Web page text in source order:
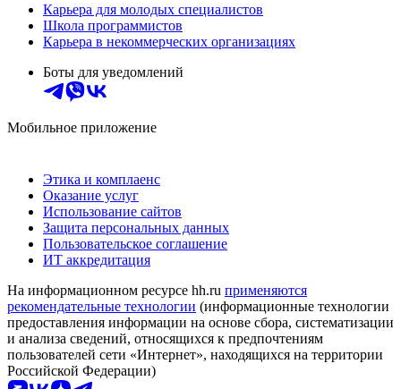
Карьера для молодых специалистов
Школа программистов
Карьера в некоммерческих организациях
Боты для уведомлений
Мобильное приложение
Этика и комплаенс
Оказание услуг
Использование сайтов
Защита персональных данных
Пользовательское соглашение
ИТ аккредитация
На информационном ресурсе hh.ru применяются
рекомендательные технологии (информационные технологии
предоставления информации на основе сбора, систематизации
и анализа сведений, относящихся к предпочтениям
пользователей сети «Интернет», находящихся на территории
Российской Федерации)